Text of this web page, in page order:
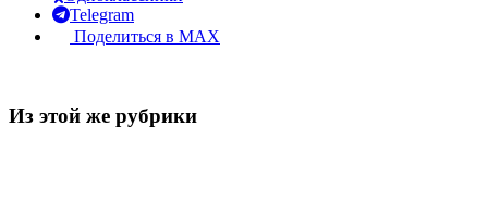
Telegram
Поделиться в MAX
Из этой же рубрики